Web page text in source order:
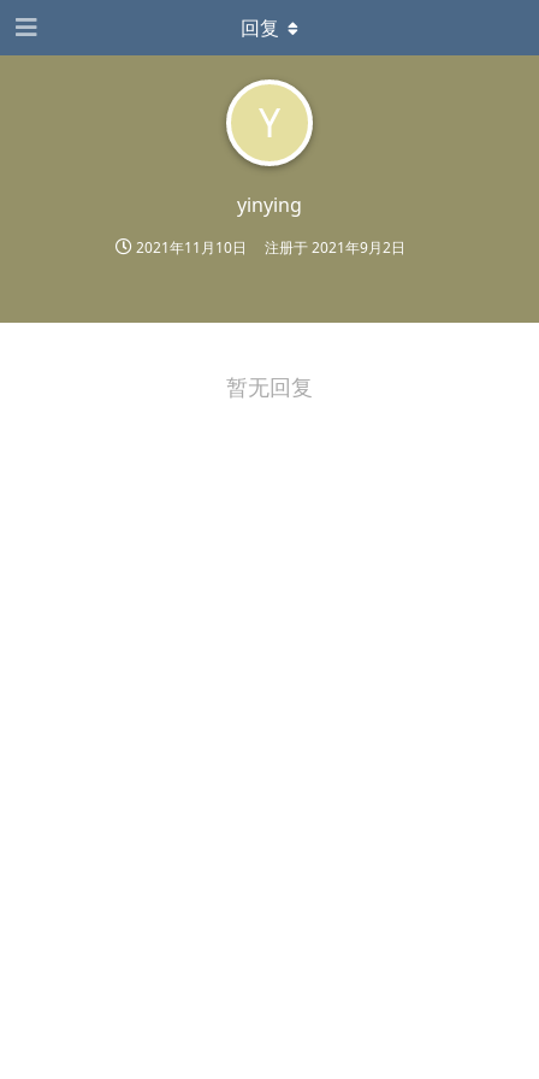
Y
yinying
2021年11月10日 注册于2021年9月2日
回复
暂无回复